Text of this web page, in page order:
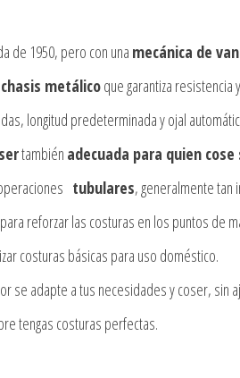
de 1950, pero con una mecánica de
chasis metálicoque garantiza
longitud predeterminada y ojal
también adecuada para quien
tubulares, generalmente tan
reforzar las costuras en los puntos de
costuras básicas para uso doméstico.
se adapte a tus necesidades y coser, sin
tengas costuras perfectas.